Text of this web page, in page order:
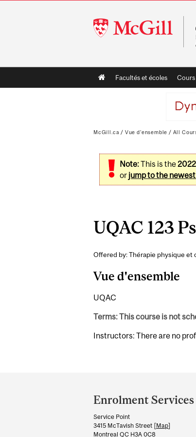
McGill
University
Main
navigation
Facultés et écoles Cours
McGill.ca / Vue d'ensemble / All
Note:This is the
or jump to the newest
UQAC 123
Offered by: Thérapie physique et
Vue d'ensemble
UQAC
Terms: This course is not
Instructors: There are no
and
University
Information
Enrolment Services
Service Point
3415 McTavish Street [Map]
Montreal QC H3A 0C8